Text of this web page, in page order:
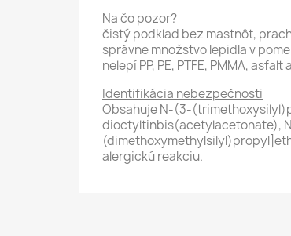
Na čo pozor?
čistý podklad bez mastnôt,
správne množstvo lepidla v
nelepí PP, PE, PTFE, PMMA,
Identifikácia nebezpečnosti
Obsahuje N-(3-
dioctyltinbis(acetylacetonate),
alergickú reakciu.